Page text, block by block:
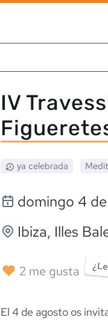
IV
ya celebrada
domingo 4
Ibiza, Illes
2 me gusta
El 4 de agosto os